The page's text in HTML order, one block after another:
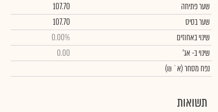
שער פתיחה
107.70
שער בסיס
107.70
שינוי באחוזים
0.00%
שינויב- אג'
0.00
נפח מסחר(א` ₪)
תשואות